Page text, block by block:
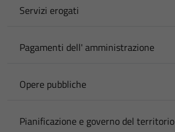
Servizi erogati
Pagamenti dell' amministrazione
Opere pubbliche
Pianificazione e governo del territorio